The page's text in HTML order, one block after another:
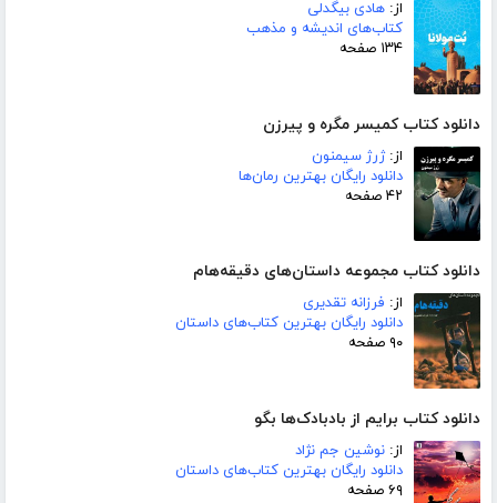
از: هادی بیگدلی
کتاب‌های اندیشه و مذهب
۱۳۴ صفحه
دانلود کتاب کمیسر مگره و پیرزن
از:ژرژ سیمنون
دانلود رایگان بهترین رمان‌ها
۴۲ صفحه
دانلود کتاب مجموعه داستان‌های دقیقه‌هام
از: فرزانه تقدیری
دانلود رایگان بهترین کتاب‌های داستان
۹۰ صفحه
دانلود کتاب برایم از بادبادک‌ها بگو
از: نوشین جم نژاد
دانلود رایگان بهترین کتاب‌های داستان
۶۹ صفحه